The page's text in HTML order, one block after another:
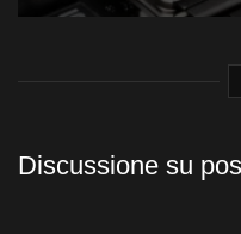
Discussione su